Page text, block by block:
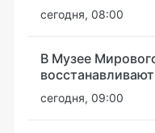
сегодня, 08:00
В Музее
сегодня, 09:00